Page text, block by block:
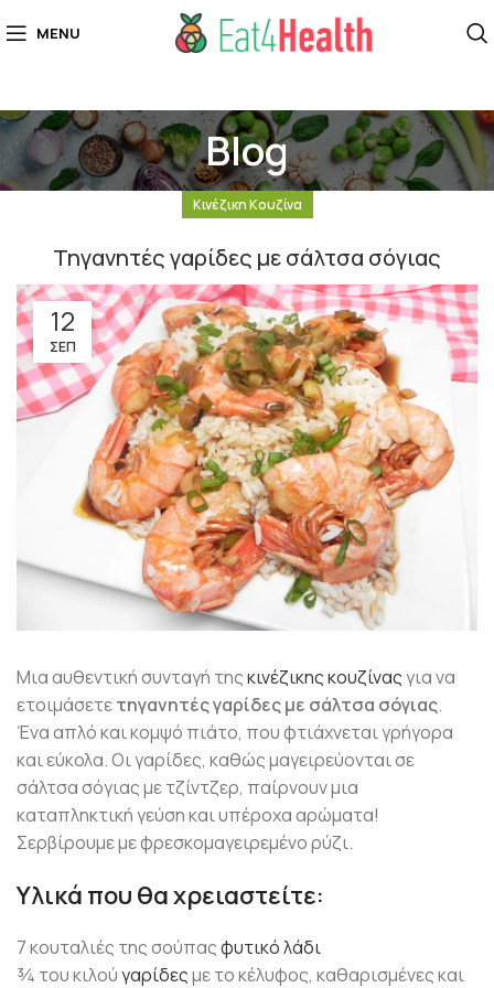
MENU
Blog
Κινέζικη Κουζίνα
Τηγανητές γαρίδες με σάλτσα σόγιας
12
ΣΕΠ
Μια αυθεντική συνταγή τηςκινέζικης κουζίναςγια να
ετοιμάσετετηγανητές γαρίδες με σάλτσα σόγιας.
Ένα απλό και κομψό πιάτο, που φτιάχνεται γρήγορα
και εύκολα. Οι γαρίδες, καθώς μαγειρεύονται σε
σάλτσα σόγιας με τζίντζερ, παίρνουν μια
καταπληκτική γεύση και υπέροχα αρώματα!
Σερβίρουμε με φρεσκομαγειρεμένο ρύζι.
Υλικά που θα χρειαστείτε:
7 κουταλιές της σούπαςφυτικό λάδι
¾ του κιλούγαρίδεςμε το κέλυφος, καθαρισμένες και